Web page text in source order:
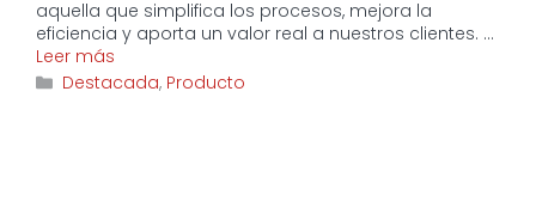
aquella que simplifica los procesos, mejora la
eficiencia y aporta un valor real a nuestros clientes. …
Leer más
Categorías
Destacada, Producto